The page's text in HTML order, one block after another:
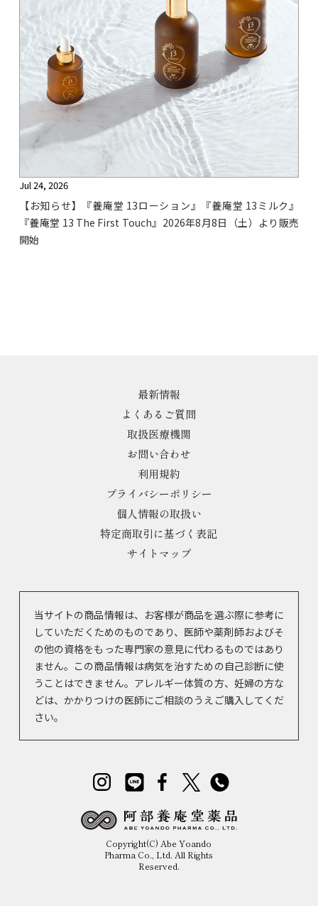
Jul 24, 2026
【お知らせ】『養庵堂 13ローション』『養庵堂 13ミルク』
『養庵堂 13 The First Touch』2026年8月8日（土）より販売
開始
最新情報
よくあるご質問
取扱医療機関
お問い合わせ
利用規約
プライバシーポリシー
個人情報の取扱い
特定商取引に基づく表記
サイトマップ
当サイトの商品情報は、お客様が商品を選ぶ際に参考に
していただくためのものであり、医師や薬剤師およびそ
の他の資格をもった専門家の意見に代わるものではあり
ません。この商品情報は病気を治すための自己診断に使
うことはできません。アレルギー体質の方、妊婦の方な
どは、かかりつけの医師にご相談のうえご購入してくだ
さい。
Copyright(C) Abe Yoando
Pharma Co., Ltd. All Rights
Reserved.